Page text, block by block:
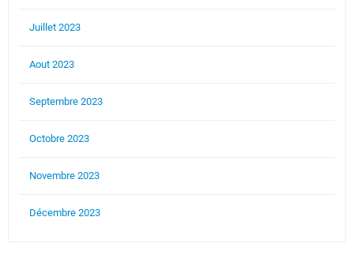
Juillet 2023
Aout 2023
Septembre 2023
Octobre 2023
Novembre 2023
Décembre 2023